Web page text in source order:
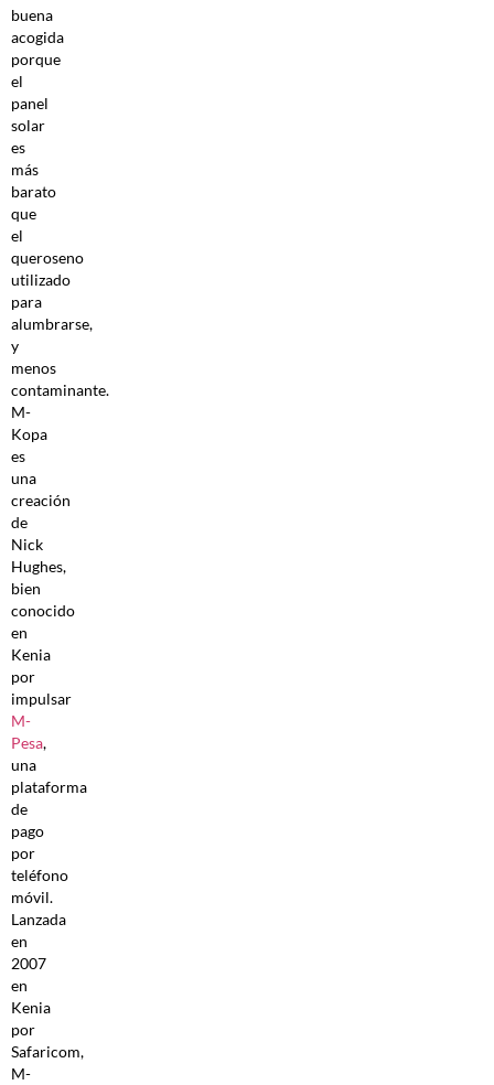
buena
acogida
porque
el
panel
solar
es
más
barato
que
el
queroseno
utilizado
para
alumbrarse,
y
menos
contaminante.
M-
Kopa
es
una
creación
de
Nick
Hughes,
bien
conocido
en
Kenia
por
impulsar
M-
Pesa,
una
plataforma
de
pago
por
teléfono
móvil.
Lanzada
en
2007
en
Kenia
por
Safaricom,
M-